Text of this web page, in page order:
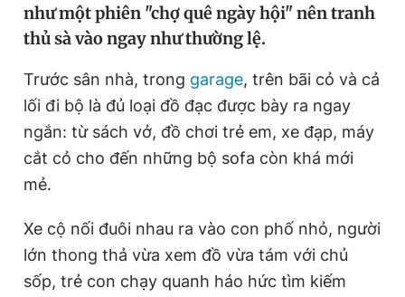
Sản phẩm khác
Tiện ích Bạn cần biết
Thông tin tòa soạn Liên hệ quảng cáo
Đọc Thanh Niên trên điện thoại
như một phiên "chợ quê ngày hội" nên tranh
thủ sà vào ngay như thường lệ.
Trước sân nhà, trong garage, trên bãi cỏ và cả
lối đi bộ là đủ loại đồ đạc được bày ra ngay
ngắn: từ sách vở, đồ chơi trẻ em, xe đạp, máy
cắt cỏ cho đến những bộ sofa còn khá mới
mẻ.
Xe cộ nối đuôi nhau ra vào con phố nhỏ, người
lớn thong thả vừa xem đồ vừa tám với chủ
sốp, trẻ con chạy quanh háo hức tìm kiếm